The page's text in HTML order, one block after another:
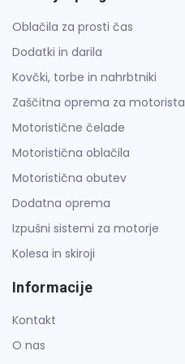
Oblačila za prosti čas
Dodatki in darila
Kovčki, torbe in nahrbtniki
Zaščitna oprema za motorista
Motoristične čelade
Motoristična oblačila
Motoristična obutev
Dodatna oprema
Izpušni sistemi za motorje
Kolesa in skiroji
Informacije
Kontakt
O nas